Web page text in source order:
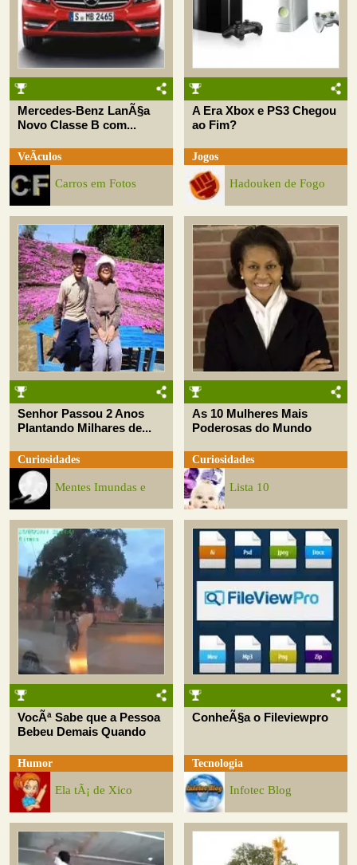
Mercedes-Benz LanÃ§a
Novo Classe B com...
VeÃ­culos
Carros em Fotos
A Era Xbox e PS3 Chegou
ao Fim?
Jogos
Hadouken de Fogo
Senhor Passou 2 Anos
Plantando Milhares de...
Curiosidades
Mentes Imundas e
As 10 Mulheres Mais
Poderosas do Mundo
Curiosidades
Lista 10
VocÃª Sabe que a Pessoa
Bebeu Demais Quando
Humor
Ela tÃ¡ de Xico
ConheÃ§a o Fileviewpro
Tecnologia
Infotec Blog